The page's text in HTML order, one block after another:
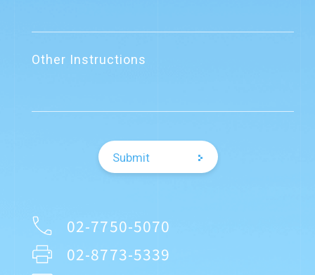
Other Instructions
Submit
02-7750-5070
02-8773-5339